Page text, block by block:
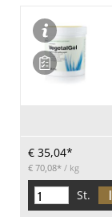
€ 35,04*
€ 70,08* / kg
St.